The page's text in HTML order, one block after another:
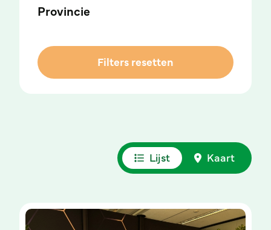
Provincie
Filters resetten
Lijst Kaart